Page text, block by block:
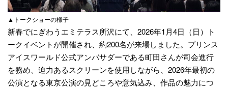
▲トークショーの様子
新春でにぎわうエミテラス所沢にて、2026年1月4日（日）ト
ークイベントが開催され、約200名が来場しました。プリンス
アイスワールド公式アンバサダーである町田さんが司会進行
を務め、迫力あるスクリーンを使用しながら、2026年最初の
公演となる東京公演の見どころや意気込み、作品の魅力につ